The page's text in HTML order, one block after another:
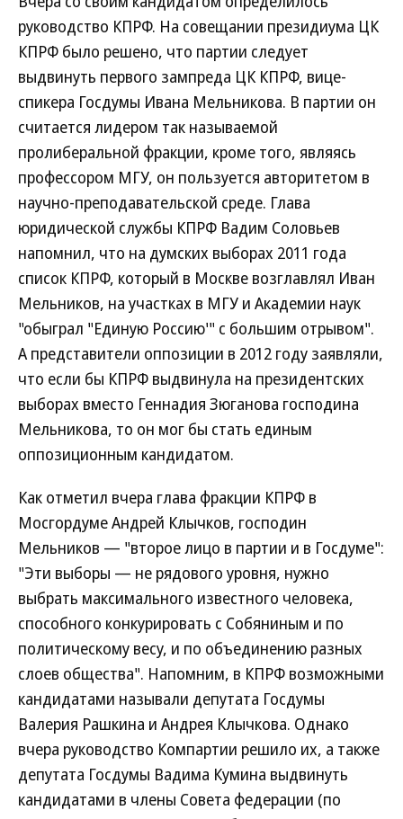
руководство КПРФ. На совещании президиума ЦК
КПРФ было решено, что партии следует
выдвинуть первого зампреда ЦК КПРФ, вице-
спикера Госдумы Ивана Мельникова. В партии он
считается лидером так называемой
пролиберальной фракции, кроме того, являясь
профессором МГУ, он пользуется авторитетом в
научно-преподавательской среде. Глава
юридической службы КПРФ Вадим Соловьев
напомнил, что на думских выборах 2011 года
список КПРФ, который в Москве возглавлял Иван
Мельников, на участках в МГУ и Академии наук
"обыграл "Единую Россию'" с большим отрывом".
А представители оппозиции в 2012 году заявляли,
что если бы КПРФ выдвинула на президентских
выборах вместо Геннадия Зюганова господина
Мельникова, то он мог бы стать единым
оппозиционным кандидатом.
Как отметил вчера глава фракции КПРФ в
Мосгордуме Андрей Клычков, господин
Мельников — "второе лицо в партии и в Госдуме":
"Эти выборы — не рядового уровня, нужно
выбрать максимального известного человека,
способного конкурировать с Собяниным и по
политическому весу, и по объединению разных
слоев общества". Напомним, в КПРФ возможными
кандидатами называли депутата Госдумы
Валерия Рашкина и Андрея Клычкова. Однако
вчера руководство Компартии решило их, а также
депутата Госдумы Вадима Кумина выдвинуть
кандидатами в члены Совета федерации (по